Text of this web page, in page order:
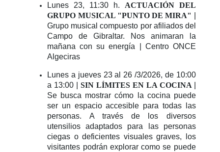
Lunes 23, 11:30 h. ACTUACIÓN DEL
GRUPO MUSICAL "PUNTO DE MIRA"
Grupo musical compuesto por afiliados del
Campo de Gibraltar. Nos animaran la
mañana con su energía | Centro ONCE
Algeciras
Lunes a jueves 23 al 26 /3/2026, de 10:00
a 13:00 |SIN LÍMITES EN LA COCINA
Se busca mostrar cómo la cocina puede
ser un espacio accesible para todas las
personas. A través de los diversos
utensilios adaptados para las personas
ciegas o deficientes visuales graves, los
visitantes podrán explorar como se puede